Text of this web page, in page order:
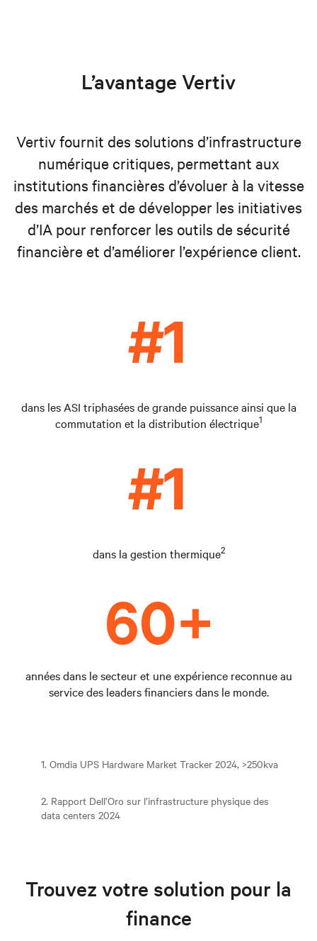
L’avantage Vertiv
Vertiv fournit des solutions d’infrastructure
numérique critiques, permettant aux
institutions financières d’évoluer à la vitesse
des marchés et de développer les initiatives
d’IA pour renforcer les outils de sécurité
financière et d’améliorer l’expérience client.
dans les ASI triphasées de grande puissance ainsi que la
commutation et la distribution électrique1
dans la gestion thermique2
années dans le secteur et une expérience reconnue au
service des leaders financiers dans le monde.
1. Omdia UPS Hardware Market Tracker 2024, >250kva
2. Rapport Dell’Oro sur l’infrastructure physique des
data centers 2024
Trouvez votre solution pour la
finance